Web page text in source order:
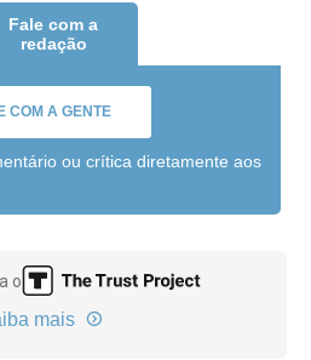
Fale com a
redação
COM A GENTE
ou crítica diretamente aos
o
mais